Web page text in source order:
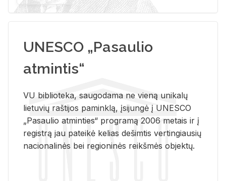
UNESCO „Pasaulio
atmintis“
VU biblioteka, saugodama ne vieną unikalų
lietuvių raštijos paminklą, įsijungė į UNESCO
„Pasaulio atminties“ programą 2006 metais ir į
registrą jau pateikė kelias dešimtis vertingiausių
nacionalinės bei regioninės reikšmės objektų.